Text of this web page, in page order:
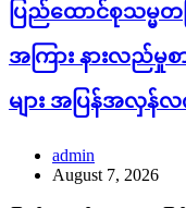
ပြည်ထောင်စုသမ္မတ
အကြား နားလည်မှုစ
များ အပြန်အလှ
admin
August 7, 2026